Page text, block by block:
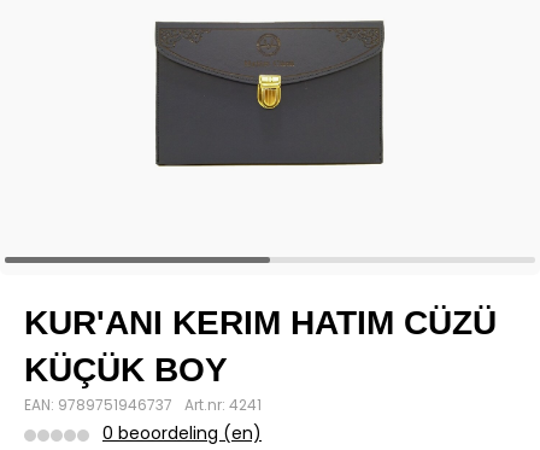
KUR'ANI KERIM HATIM CÜZÜ
KÜÇÜK BOY
EAN: 9789751946737 Art.nr: 4241
0 beoordeling (en)